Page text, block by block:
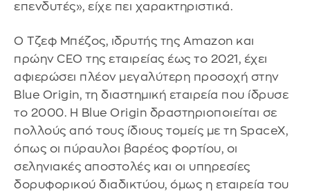
επενδυτές», είχε πει χαρακτηριστικά.
Ο Τζεφ Μπέζος, ιδρυτής της Amazon και
πρώην CEO της εταιρείας έως το 2021, έχει
αφιερώσει πλέον μεγαλύτερη προσοχή στην
Blue Origin, τη διαστημική εταιρεία που ίδρυσε
το 2000. Η Blue Origin δραστηριοποιείται σε
πολλούς από τους ίδιους τομείς με τη SpaceX,
όπως οι πύραυλοι βαρέος φορτίου, οι
σεληνιακές αποστολές και οι υπηρεσίες
δορυφορικού διαδικτύου, όμως η εταιρεία του